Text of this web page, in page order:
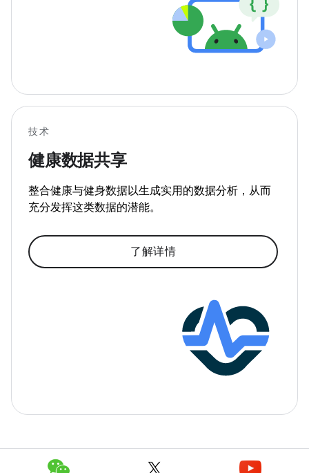
技术
健康数据共享
整合健康与健身数据以生成实用的数据分析，从而
充分发挥这类数据的潜能。
了解详情